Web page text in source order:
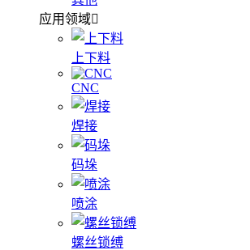
应用领域
上下料
CNC
焊接
码垛
喷涂
螺丝锁缚